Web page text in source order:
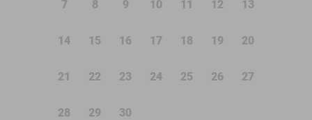
7 8 9 10 11 12 13
14 15 16 17 18 19 20
21 22 23 24 25 26 27
28 29 30